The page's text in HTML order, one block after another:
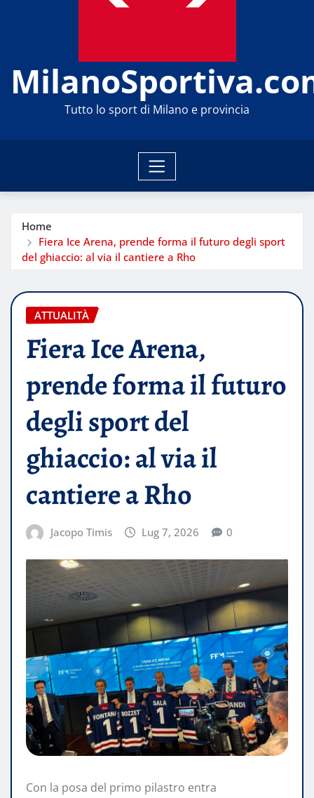
Tutto lo sport di Milano e provincia
Home
Fiera Ice Arena, prende forma il futuro degli sport
del ghiaccio: al via il cantiere a Rho
ATTUALITÀ
Fiera Ice Arena,
prende forma il futuro
degli sport del
ghiaccio: al via il
cantiere a Rho
Jacopo Timis Lug 7, 2026 0
Con la posa del primo pilastro entra